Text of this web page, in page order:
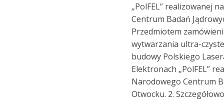
„PolFEL” realizowanej
Centrum Badań
Przedmiotem
wytwarzania ultra-
budowy Polskiego
Elektronach „PolFEL”
Narodowego Centrum
Otwocku. 2.